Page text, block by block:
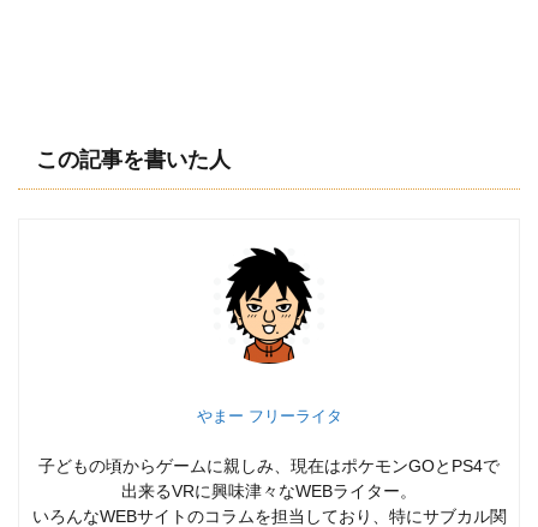
この記事を書いた人
やまー フリーライタ
子どもの頃からゲームに親しみ、現在はポケモンGOとPS4で
出来るVRに興味津々なWEBライター。
いろんなWEBサイトのコラムを担当しており、特にサブカル関